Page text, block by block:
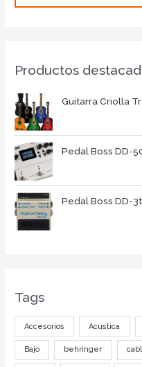
Productos
Guitarra Criolla
Pedal Boss DD-
Pedal Boss DD-
Tags
Accesorios Acustica
Bajo behringer